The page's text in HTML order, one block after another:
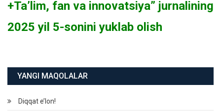
+Ta’lim, fan va innovatsiya” jurnalining
2025 yil 5-sonini yuklab olish
YANGI MAQOLALAR
Diqqat e’lon!